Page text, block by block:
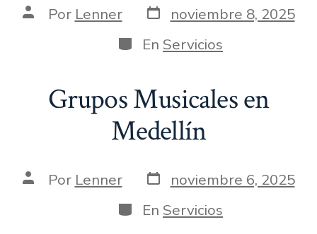
AutorPor Lenner Fecha
de
publicación
noviembre 8, 2025
Categorías
En Servicios
Grupos Musicales en
Medellín
AutorPor Lenner Fecha
de
publicación
noviembre 6, 2025
Categorías
En Servicios